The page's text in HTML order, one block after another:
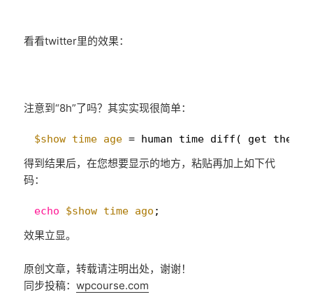
看看twitter里的效果：
注意到“8h”了吗？其实实现很简单：
1
$show_time_age = human_time_diff(
得到结果后，在您想要显示的地方，粘贴再加上如下代
码：
1
echo $show_time_ago ;
效果立显。
原创文章，转载请注明出处，谢谢！
同步投稿：wpcourse.com